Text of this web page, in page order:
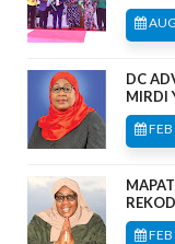
DC
MIRDI